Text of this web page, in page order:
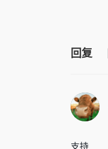
回复
支持